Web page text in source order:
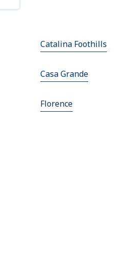
Catalina Foothills
Casa Grande
Florence